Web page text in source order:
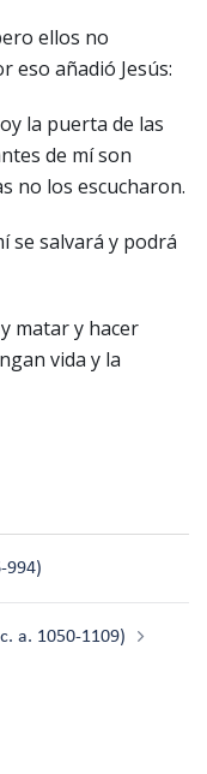
ellos no
eso añadió Jesús:
la puerta de las
de mí son
no los escucharon.
se salvará y podrá
matar y hacer
vida y la
994)
a. 1050-1109)